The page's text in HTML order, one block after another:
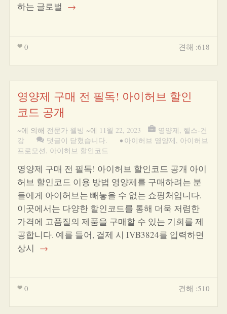
하는 글로벌 →
0 견해 :618
영양제 구매 전 필독! 아이허브 할인
코드 공개
~에 의해 전문가 웰빙 ~에 11월 22, 2023 영양제, 헬스-건
강
댓글이 닫혔습니다. • 아이허브 영양제, 아이허브
프로모션, 아이허브 할인코드
영양제 구매 전 필독! 아이허브 할인코드 공개 아이
허브 할인코드 이용 방법 영양제를 구매하려는 분
들에게 아이허브는 빼놓을 수 없는 쇼핑처입니다.
이곳에서는 다양한 할인코드를 통해 더욱 저렴한
가격에 고품질의 제품을 구매할 수 있는 기회를 제
공합니다. 예를 들어, 결제 시 IVB3824를 입력하면
상시 →
0 견해 :510